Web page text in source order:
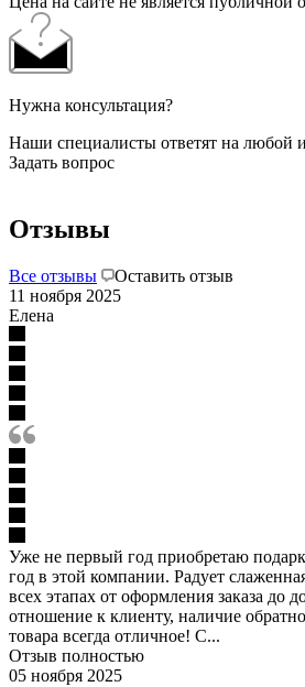
Нужна консультация?
Наши специалисты ответят на любой
Задать вопрос
Отзывы
Все отзывы
Оставить отзыв
11 ноября 2025
Елена
Уже не первый год приобретаю
год в этой компании. Радует
всех этапах от оформления заказа до
отношение к клиенту, наличие
товара всегда отличное! С...
Отзыв полностью
05 ноября 2025